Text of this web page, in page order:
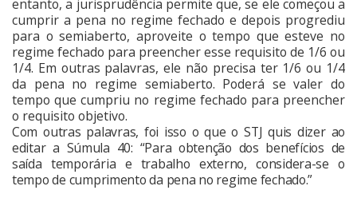
entanto, a jurisprudência permite que, se ele começou a
cumprir a pena no regime fechado e depois progrediu
para o semiaberto, aproveite o tempo que esteve no
regime fechado para preencher esse requisito de 1/6 ou
1/4. Em outras palavras, ele não precisa ter 1/6 ou 1/4
da pena no regime semiaberto. Poderá se valer do
tempo que cumpriu no regime fechado para preencher
o requisito objetivo.
Com outras palavras, foi isso o que o STJ quis dizer ao
editar a Súmula 40: “Para obtenção dos benefícios de
saída temporária e trabalho externo, considera-se o
tempo de cumprimento da pena no regime fechado.”